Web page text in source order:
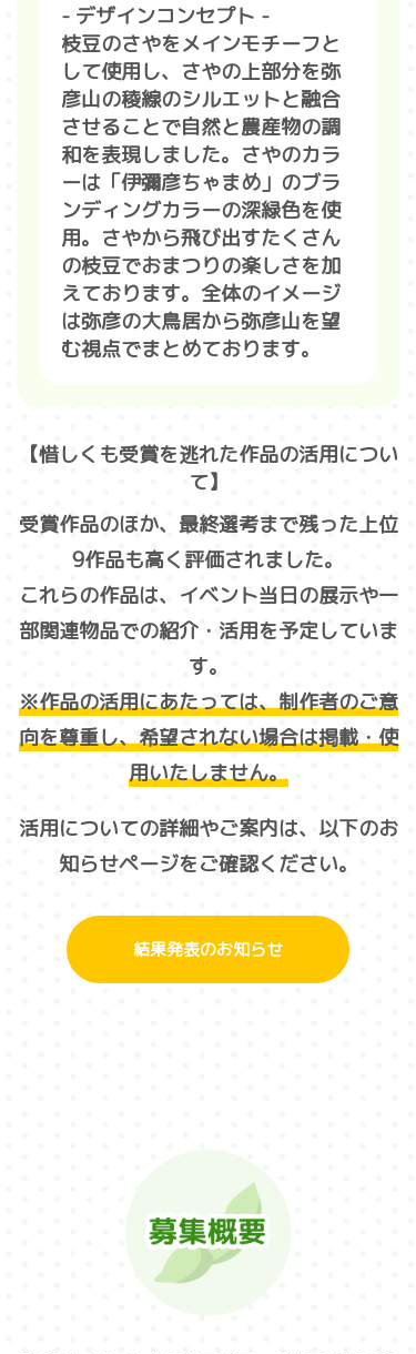
- デザインコンセプト -
枝豆のさやをメインモチーフと
して使用し、さやの上部分を弥
彦山の稜線のシルエットと融合
させることで自然と農産物の調
和を表現しました。さやのカラ
ーは「伊彌彦ちゃまめ」のブラ
ンディングカラーの深緑色を使
用。さやから飛び出すたくさん
の枝豆でおまつりの楽しさを加
えております。全体のイメージ
は弥彦の大鳥居から弥彦山を望
む視点でまとめております。
【惜しくも受賞を逃れた作品の活用につい
て】
受賞作品のほか、最終選考まで残った上位
9作品も高く評価されました。
これらの作品は、イベント当日の展示や一
部関連物品での紹介・活用を予定していま
す。
※作品の活用にあたっては、制作者のご意
向を尊重し、希望されない場合は掲載・使
用いたしません。
活用についての詳細やご案内は、以下のお
知らせページをご確認ください。
結果発表のお知らせ